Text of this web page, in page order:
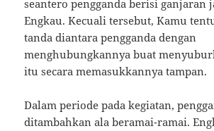
seantero pengganda berisi ganjaran
Engkau. Kecuali tersebut, Kamu
tanda diantara pengganda dengan
menghubungkannya buat
itu secara memasukkannya tampan.
Dalam periode pada kegiatan,
ditambahkan ala beramai-ramai.